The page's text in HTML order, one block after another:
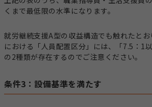
くまで最低限の水準になります。
就労継続支援A型の収益構造でも触れたと
における「人員配置区分」には、「7.5：1
の2種類が存在するのでご注意ください。
条件3：設備基準を満たす